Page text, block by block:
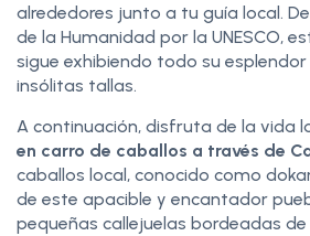
alrededores junto a tu guía local.
de la Humanidad por la UNESCO,
sigue exhibiendo todo su
insólitas tallas.
A continuación, disfruta de la vida
en carro de caballos a través de
caballos local, conocido como
de este apacible y encantador
pequeñas callejuelas bordeadas